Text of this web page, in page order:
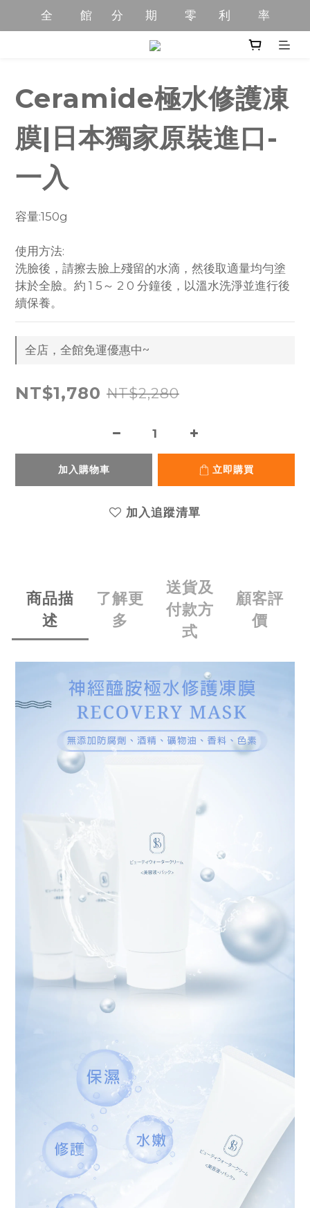
全          館       分        期          零        利          率
全          館       分        期          零        利          率
全       館       限         時           優         惠         中
全          館       分        期          零        利          率
Ceramide極水修護凍
膜|日本獨家原裝進口-
一入
容量:150g
使用方法:
洗臉後，請擦去臉上殘留的水滴，然後取適量均勻塗
抹於全臉。約 1 5～ 2 0 分鐘後，以溫水洗淨並進行後
續保養。
全店，全館免運優惠中~
NT$1,780 NT$2,280
加入購物車 立即購買
加入追蹤清單
商品描
述
了解更
多
送貨及
付款方
式
顧客評
價